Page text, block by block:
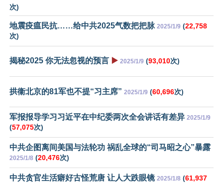
次)
地震疫瘟民抗……给中共2025气数把把脉 2025/1/9 (22,758
次)
揭秘2025 你无法忽视的预言 ▶️ 2025/1/9 (93,010次)
拱衞北京的81军也不提“习主席” 2025/1/9 (60,696次)
军报报导学习习近平在中纪委两次全会讲话有差异 2025/1/9
(57,075次)
中共企图离间美国与法轮功 祸乱全球的“司马昭之心”暴露
2025/1/8 (20,476次)
中共贪官生活癖好古怪荒唐 让人大跌眼镜 2025/1/8 (61,937